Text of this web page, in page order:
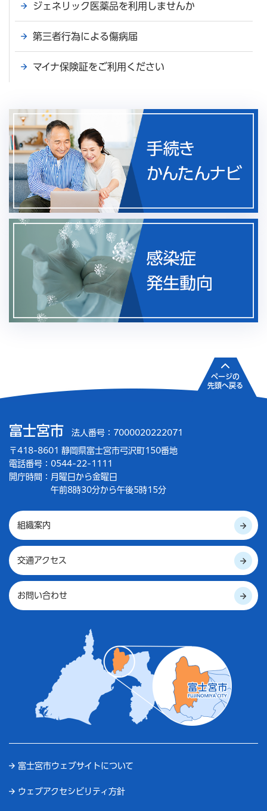
ジェネリック医薬品を利用しませんか
第三者行為による傷病届
マイナ保険証をご利用ください
富士宮市 法人番号：7000020222071
〒418-8601 静岡県富士宮市弓沢町150番地
電話番号：0544-22-1111
開庁時間： 月曜日から金曜日
午前8時30分から午後5時15分
組織案内
交通アクセス
お問い合わせ
富士宮市ウェブサイトについて
ウェブアクセシビリティ方針
ページの
先頭へ戻る